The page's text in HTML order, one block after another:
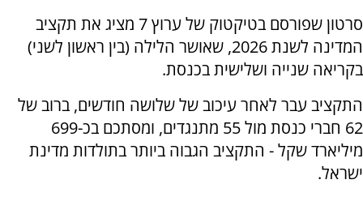
סרטון שפורסם בטיקטוק של ערוץ 7 מציג את תקציב
המדינה לשנת 2026, שאושר הלילה (בין ראשון לשני)
בקריאה שנייה ושלישית בכנסת.
התקציב עבר לאחר עיכוב של שלושה חודשים, ברוב של
62 חברי כנסת מול 55 מתנגדים, ומסתכם בכ-699
מיליארד שקל - התקציב הגבוה ביותר בתולדות מדינת
ישראל.